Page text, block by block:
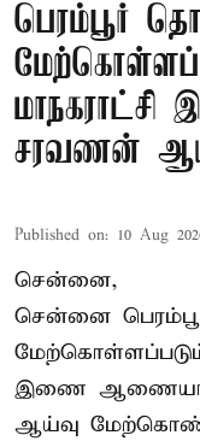
பெரம்பூர்
சரவணன்
Published on: 10 Aug
சென்னை,
சென்னை
மேற்கொள்ளப்படும்
இணை
ஆய்வு